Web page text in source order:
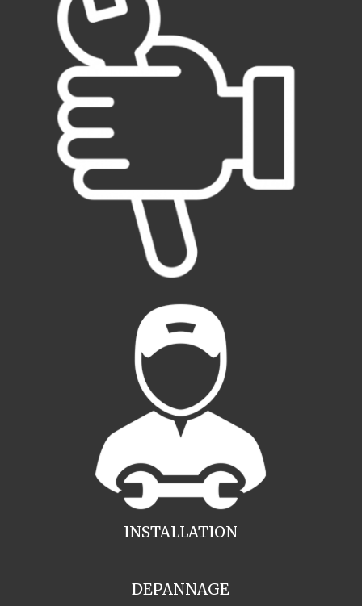
INSTALLATION
DEPANNAGE